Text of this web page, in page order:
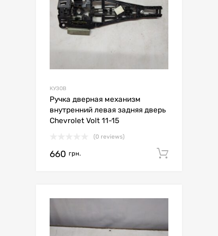
КУЗОВ
Ручка дверная механизм
внутренний левая задняя дверь
Chevrolet Volt 11-15
(0 reviews)
660 грн.